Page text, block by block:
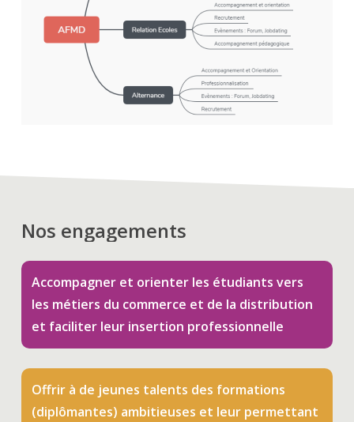
Nos engagements
Accompagner et orienter les étudiants vers
les métiers du commerce et de la distribution
et faciliter leur insertion professionnelle
Offrir à de jeunes talents des formations
(diplômantes) ambitieuses et leur permettant